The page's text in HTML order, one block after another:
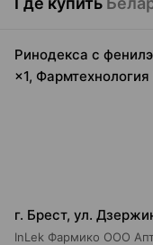
Ринодекса с
×1,
г. Брест, ул.
InLek Фармико ООО